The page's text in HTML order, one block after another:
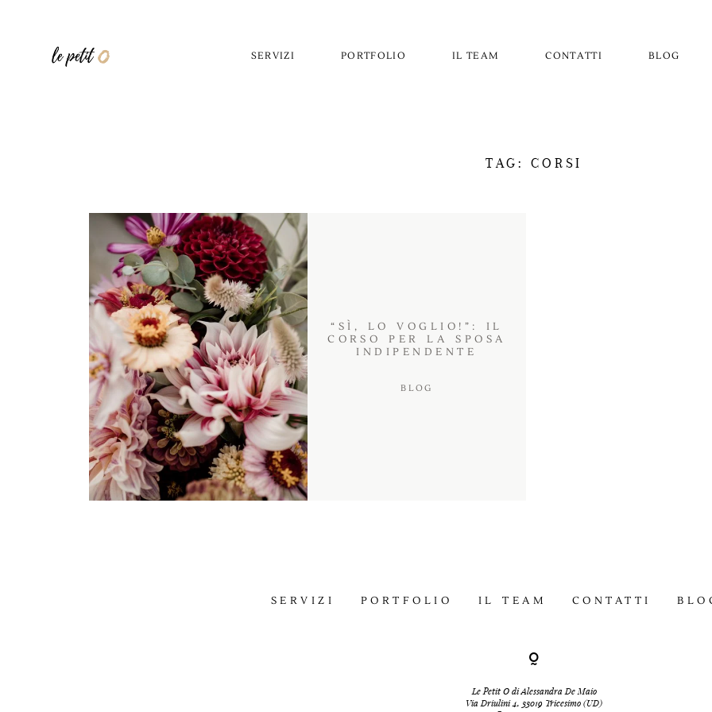
SERVIZI PORTFOLIO IL TEAM CONTATTI BLOG
TAG: CORSI
“SÌ, LO VOGLIO!”: IL
CORSO PER LA SPOSA
INDIPENDENTE
BLOG
SERVIZI PORTFOLIO IL TEAM CONTATTI
Le Petit O di Alessandra De Maio
Via Driulini 4, 33019 Tricesimo (UD)